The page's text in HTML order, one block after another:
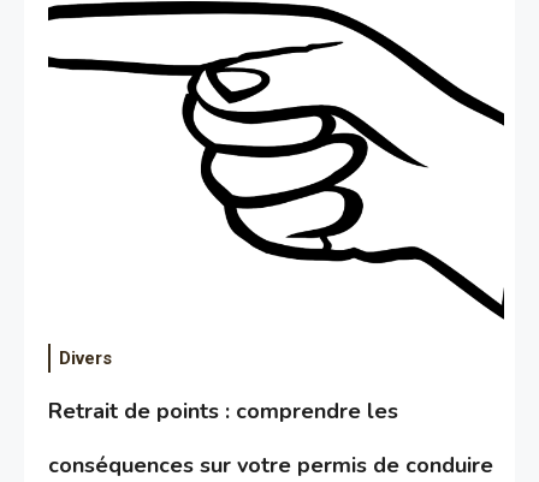
Divers
Retrait de points : comprendre les
conséquences sur votre permis de conduire